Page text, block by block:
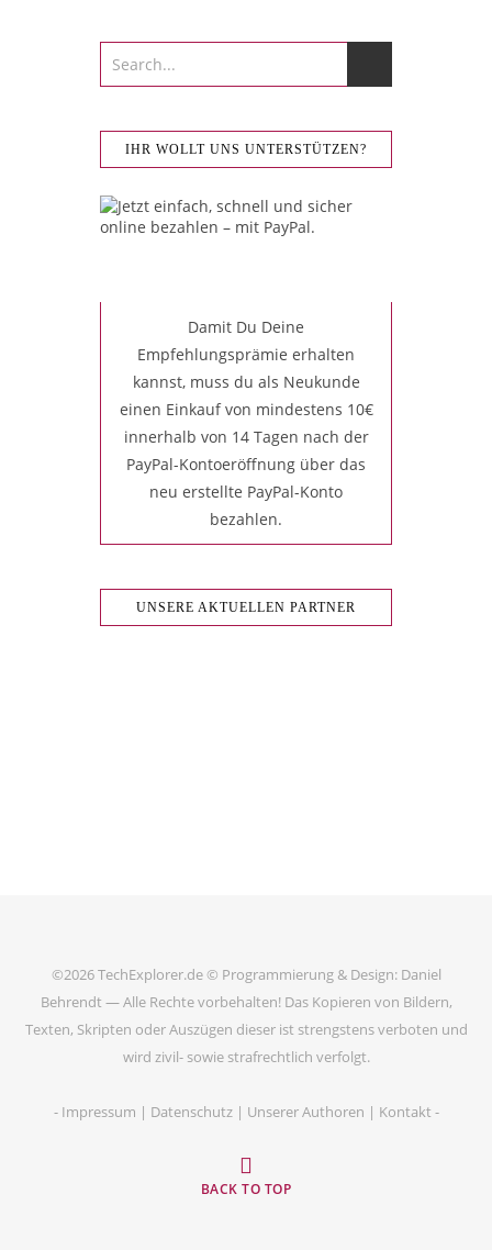
IHR WOLLT UNS UNTERSTÜTZEN?
Damit Du Deine
Empfehlungsprämie erhalten
kannst, muss du als Neukunde
einen Einkauf von mindestens 10€
innerhalb von 14 Tagen nach der
PayPal-Kontoeröffnung über das
neu erstellte PayPal-Konto
bezahlen.
UNSERE AKTUELLEN PARTNER
©2026TechExplorer.de© Programmierung & Design: Daniel
Behrendt — Alle Rechte vorbehalten! Das Kopieren von Bildern,
Texten, Skripten oder Auszügen dieser ist strengstens verboten und
wird zivil- sowie strafrechtlich verfolgt.
- Impressum | Datenschutz| Unserer Authoren | Kontakt -
BACK TO TOP